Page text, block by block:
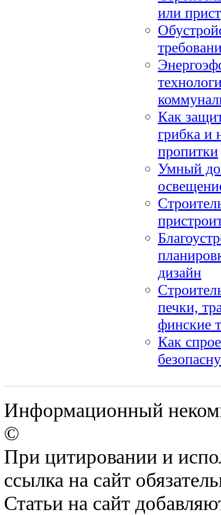
или
Как
грибка и
пропитки
Умный
дизайн
печки,
финские
Как
Информационный
©
При цитировании и
ссылка на сайт
Статьи на сайт